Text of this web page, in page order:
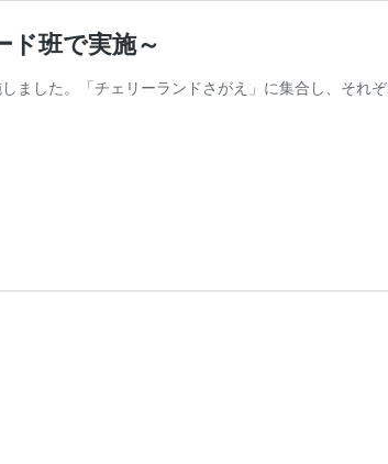
班で実施～
ました。「チェリーランドさがえ」に集合し、それ